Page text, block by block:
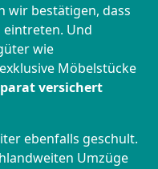
wir bestätigen, dass
Und
wie
Möbelstücke
versichert
ebenfalls geschult.
Umzüge